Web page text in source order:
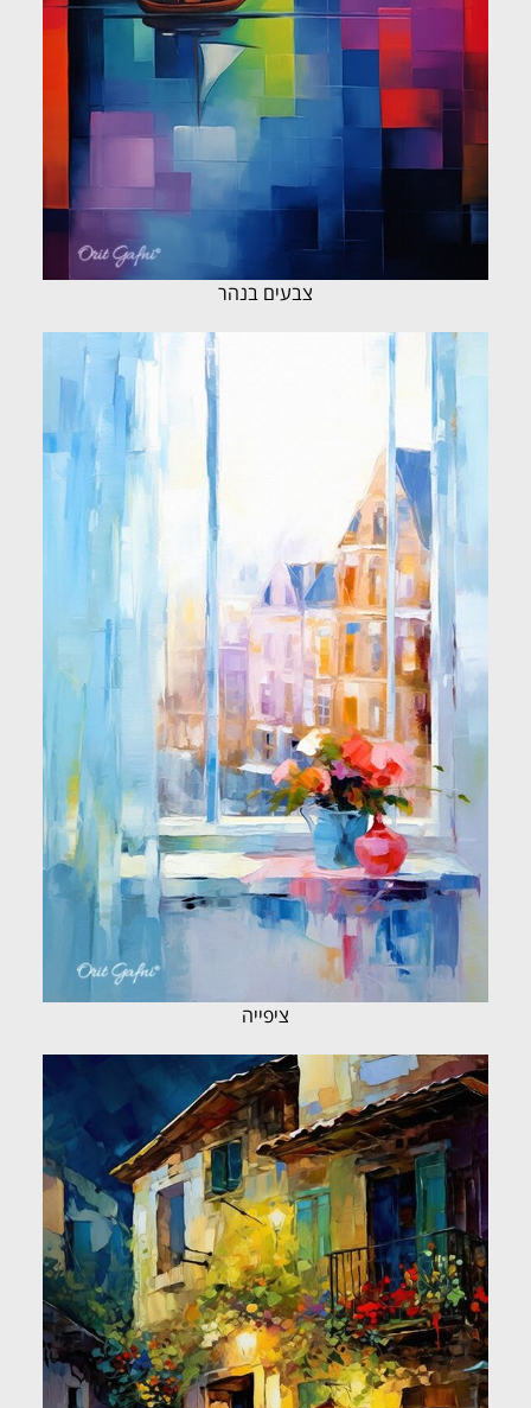
צבעים בנהר
ציפייה